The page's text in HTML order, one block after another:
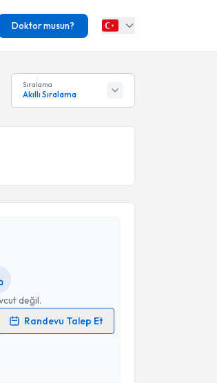
Doktor musun?
Sıralama
Akıllı Sıralama
değil.
Randevu Talep Et